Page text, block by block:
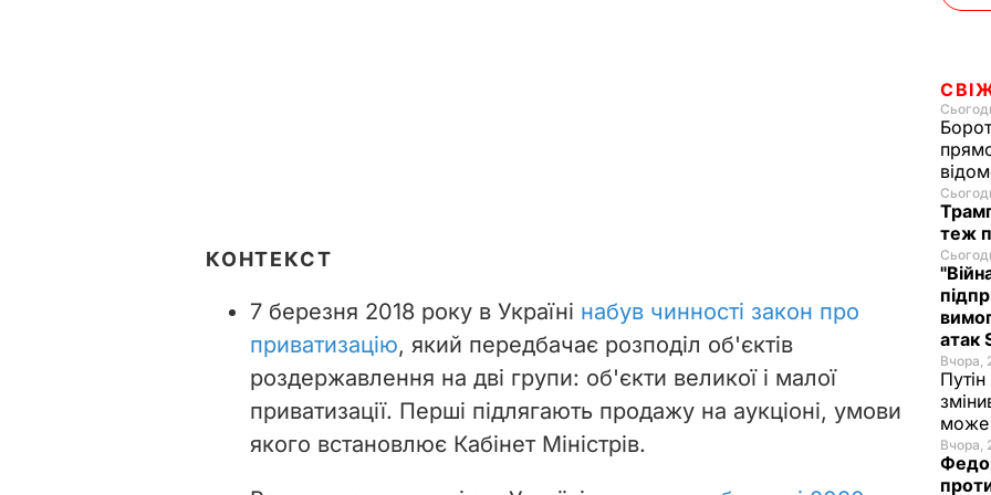
КОНТЕКСТ
7 березня 2018 року в Україні набув чинності закон про
приватизацію, який передбачає розподіл об'єктів
роздержавлення на дві групи: об'єкти великої і малої
приватизації. Перші підлягають продажу на аукціоні, умови
якого встановлює Кабінет Міністрів.
теж
атак
Вчора,
може
Вчора,